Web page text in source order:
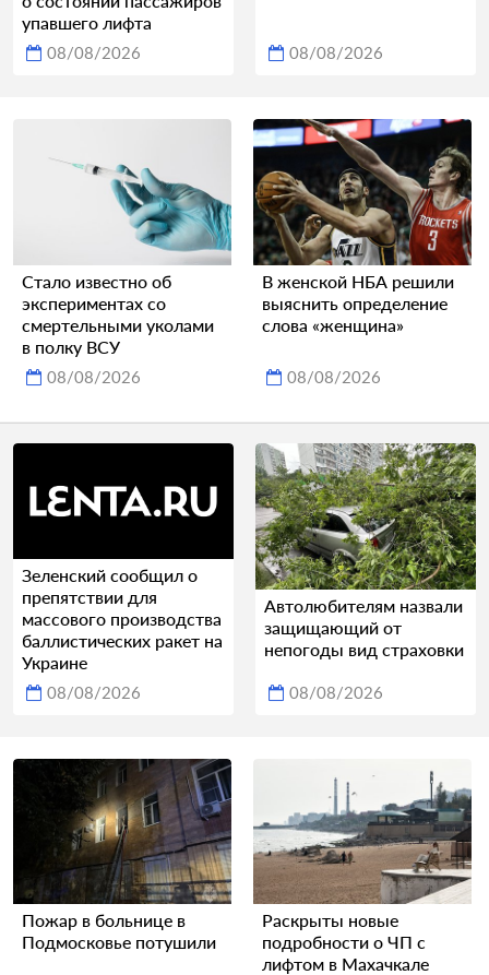
упавшего лифта
08/08/2026 08/08/2026
Стало известно об
экспериментах со
смертельными уколами
в полку ВСУ
08/08/2026
В женской НБА решили
выяснить определение
слова «женщина»
08/08/2026
Зеленский сообщил о
препятствии для
массового производства
баллистических ракет на
Украине
08/08/2026
Автолюбителям назвали
защищающий от
непогоды вид страховки
08/08/2026
Пожар в больнице в
Подмосковье потушили
Раскрыты новые
подробности о ЧП с
лифтом в Махачкале